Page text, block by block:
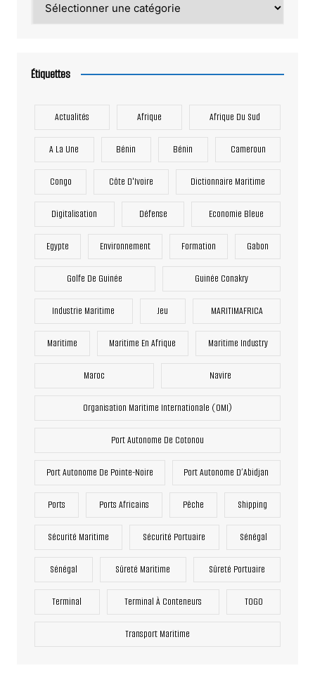
Étiquettes
Actualités Afrique Afrique Du Sud
A La Une Bénin Bénin Cameroun
Congo Côte D'Ivoire Dictionnaire Maritime
Digitalisation Défense Economie Bleue
Egypte Environnement Formation Gabon
Golfe De Guinée Guinée Conakry
Industrie Maritime Jeu MARITIMAFRICA
Maritime Maritime En Afrique Maritime Industry
Maroc Navire
Organisation Maritime Internationale (OMI)
Port Autonome De Cotonou
Port Autonome De Pointe-Noire Port Autonome D’Abidjan
Ports Ports Africains Pêche Shipping
Sécurité Maritime Sécurité Portuaire Sénégal
Sénégal Sûreté Maritime Sûreté Portuaire
Terminal Terminal À Conteneurs TOGO
Transport Maritime